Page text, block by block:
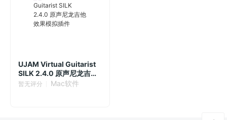
UJAM Virtual Guitarist
SILK 2.4.0 原声尼龙吉他
效果模拟插件
暂无评分 Mac软件